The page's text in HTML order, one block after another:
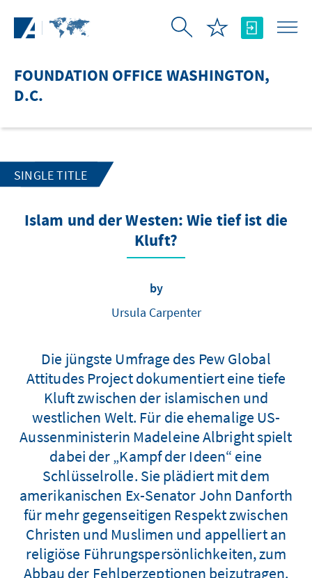
FOUNDATION OFFICE WASHINGTON,
D.C.
SINGLE TITLE
Islam und der Westen: Wie tief ist die
Kluft?
by
Ursula Carpenter
Die jüngste Umfrage des Pew Global
Attitudes Project dokumentiert eine tiefe
Kluft zwischen der islamischen und
westlichen Welt. Für die ehemalige US-
Aussenministerin Madeleine Albright spielt
dabei der „Kampf der Ideen“ eine
Schlüsselrolle. Sie plädiert mit dem
amerikanischen Ex-Senator John Danforth
für mehr gegenseitigen Respekt zwischen
Christen und Muslimen und appelliert an
religiöse Führungspersönlichkeiten, zum
Abbau der Fehlperzeptionen beizutragen.